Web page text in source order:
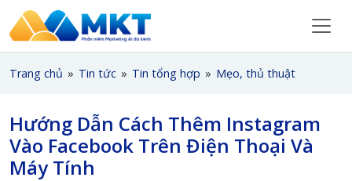
Trang chủ » Tin tức » Tin tổng hợp » Mẹo, thủ thuật
Hướng Dẫn Cách Thêm Instagram
Vào Facebook Trên Điện Thoại Và
Máy Tính